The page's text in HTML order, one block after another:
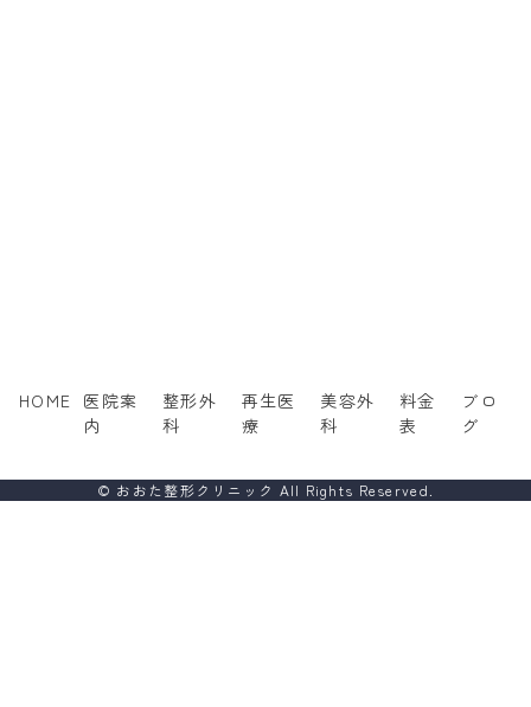
HOME 医院案
内
整形外
科
再生医
療
美容外
科
料金
表
ブロ
グ
© おおた整形クリニック All Rights Reserved.